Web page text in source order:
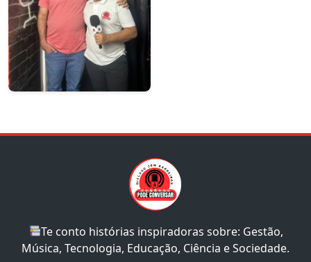
Te conto histórias inspiradoras sobre: Gestão,
Música, Tecnologia, Educação, Ciência e Sociedade.